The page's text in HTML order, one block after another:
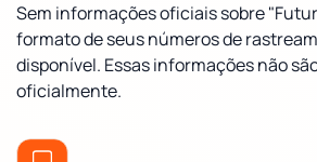
Sem informações oficiais sobre
formato de seus números de
disponível. Essas informações não
oficialmente.